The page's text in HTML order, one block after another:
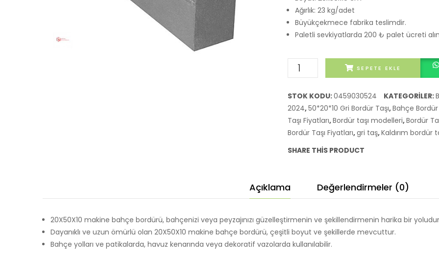
Ağırlık: 23 kg/adet
Büyükçekmece fabrika teslimdir.
Paletli sevkiyatlarda 200 ₺ palet ücreti
20X50X10
Gri
Bahçe
Bordürü
1
metre
tül
fiyatı
Ankara
adet
SEPETE EKLE
STOK KODU:0459030524 KATEGORILER:
2024,50*20*10 Gri Bordür Taşı,Bahçe Bordür
Taşı Fiyatları,Bordür taşı modelleri,Bordür
Bordür Taşı Fiyatları,gri taş,Kaldırım bordür
SHARE THIS PRODUCT
Açıklama Değerlendirmeler (0)
20X50X10 makine bahçe bordürü, bahçenizi veya peyzajınızı güzelleştirmenin ve şekillendirmenin harika bir
Dayanıklı ve uzun ömürlü olan 20X50X10 makine bahçe bordürü, çeşitli boyut ve şekillerde mevcuttur.
Bahçe yolları ve patikalarda, havuz kenarında veya dekoratif vazolarda kullanılabilir.